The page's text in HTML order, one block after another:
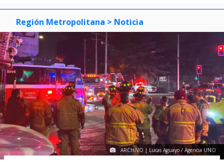
Región Metropolitana > Noticia
ARCHIVO | Lucas Aguayo / Agencia UNO